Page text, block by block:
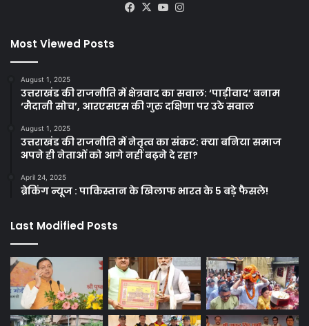
Facebook
X YouTube
Most Viewed Posts
August 1, 2025
उत्तराखंड की राजनीति में क्षेत्रवाद का सवाल: ‘पाड़ीवाद’ बनाम
‘मैदानी सोच’, आरएसएस की गुरु दक्षिणा पर उठे सवाल
August 1, 2025
उत्तराखंड की राजनीति में नेतृत्व का संकट: क्या बनिया समाज
अपने ही नेताओं को आगे नहीं बढ़ने दे रहा?
April 24, 2025
ब्रेकिंग न्यूज : पाकिस्तान के खिलाफ भारत के 5 बड़े फैसले!
Last Modified Posts